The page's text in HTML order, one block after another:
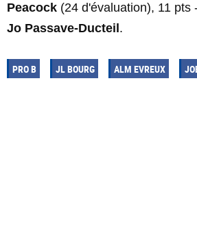
Peacock (24 d'évaluation), 11 pts
Jo Passave-Ducteil .
PRO B JL BOURG ALM EVREUX